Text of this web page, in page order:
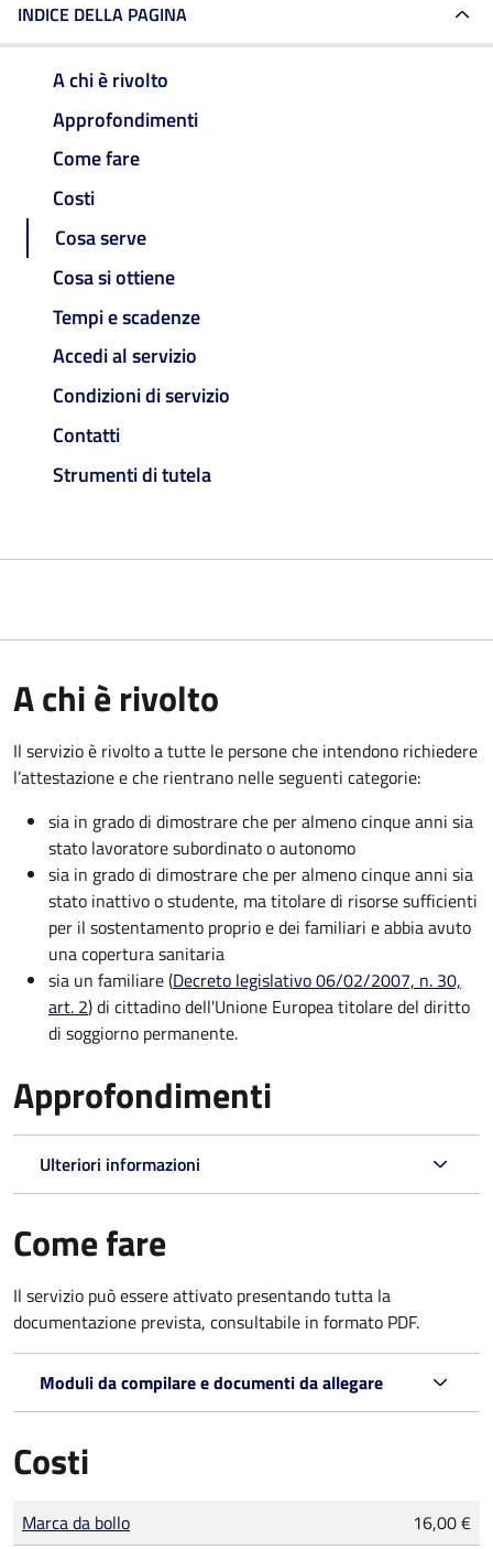
INDICE DELLA PAGINA
A chi è rivolto
Approfondimenti
Come fare
Costi
Cosa serve
Cosa si ottiene
Tempi e scadenze
Accedi al servizio
Condizioni di servizio
Contatti
Strumenti di tutela
A chi è rivolto
Il servizio è rivolto a tutte le persone che intendono richiedere
l’attestazione e che rientrano nelle seguenti categorie:
sia in grado di dimostrare che per almeno cinque anni sia
stato lavoratore subordinato o autonomo
sia in grado di dimostrare che per almeno cinque anni sia
stato inattivo o studente, ma titolare di risorse sufficienti
per il sostentamento proprio e dei familiari e abbia avuto
una copertura sanitaria
sia un familiare (Decreto legislativo 06/02/2007, n. 30,
art. 2) di cittadino dell'Unione Europea titolare del diritto
di soggiorno permanente.
Approfondimenti
Ulteriori informazioni
Come fare
Il servizio può essere attivato presentando tutta la
documentazione prevista, consultabile in formato PDF.
Moduli da compilare e documenti da allegare
Costi
Tipo di pagamento
Importo
Marca da bollo 16,00 €